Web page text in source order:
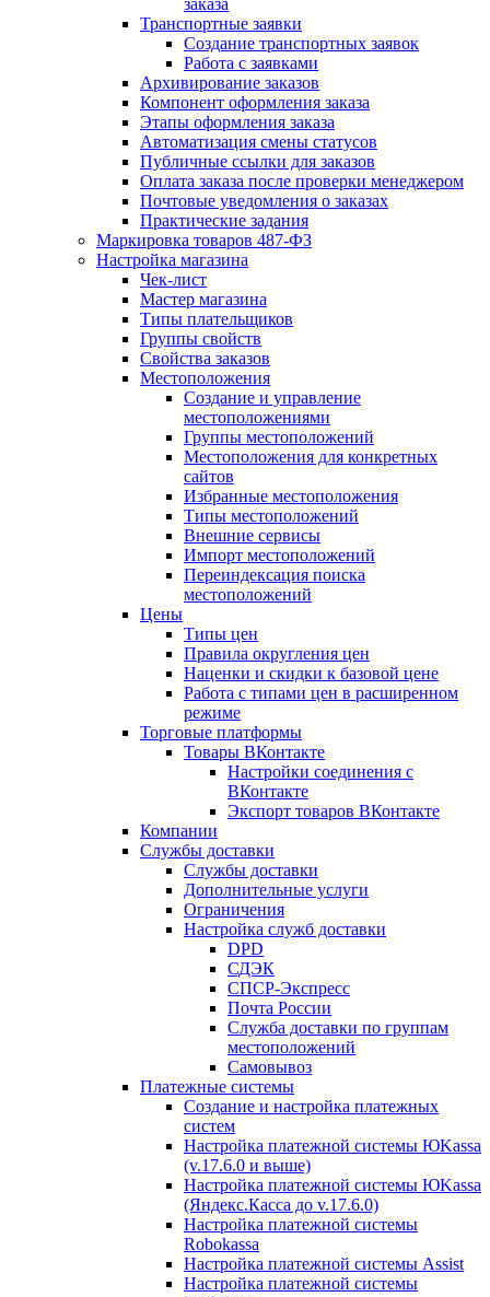
заказа
Транспортные заявки
Создание транспортных заявок
Работа с заявками
Архивирование заказов
Компонент оформления заказа
Этапы оформления заказа
Автоматизация смены статусов
Публичные ссылки для заказов
Оплата заказа после проверки менеджером
Почтовые уведомления о заказах
Практические задания
Маркировка товаров 487-ФЗ
Настройка магазина
Чек-лист
Мастер магазина
Типы плательщиков
Группы свойств
Свойства заказов
Местоположения
Создание и управление
местоположениями
Группы местоположений
Местоположения для конкретных
сайтов
Избранные местоположения
Типы местоположений
Внешние сервисы
Импорт местоположений
Переиндексация поиска
местоположений
Цены
Типы цен
Правила округления цен
Наценки и скидки к базовой цене
Работа с типами цен в расширенном
режиме
Торговые платформы
Товары ВКонтакте
Настройки соединения с
ВКонтакте
Экспорт товаров ВКонтакте
Компании
Службы доставки
Службы доставки
Дополнительные услуги
Ограничения
Настройка служб доставки
DPD
СДЭК
СПСР-Экспресс
Почта России
Служба доставки по группам
местоположений
Самовывоз
Платежные системы
Создание и настройка платежных
систем
Настройка платежной системы ЮKassa
(v.17.6.0 и выше)
Настройка платежной системы ЮKassa
(Яндекс.Касса до v.17.6.0)
Настройка платежной системы
Robokassa
Настройка платежной системы Assist
Настройка платежной системы